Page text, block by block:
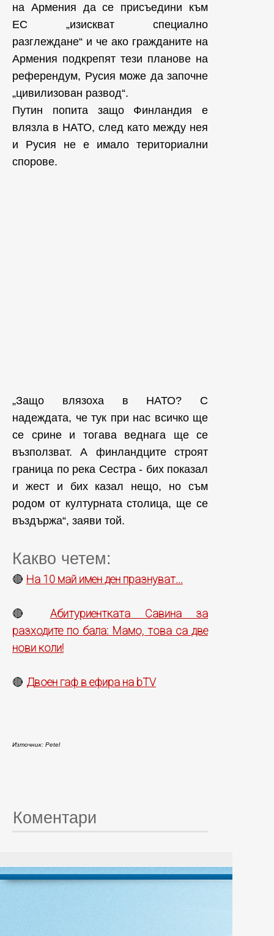
на Армения да се присъедини към
ЕС „изискват специално
разглеждане“ и че ако гражданите на
Армения подкрепят тези планове на
референдум, Русия може да започне
„цивилизован развод“.
Путин попита защо Финландия е
влязла в НАТО, след като между нея
и Русия не е имало териториални
спорове.
„Защо влязоха в НАТО? С
надеждата, че тук при нас всичко ще
се срине и тогава веднага ще се
възползват. А финландците строят
граница по река Сестра - бих показал
и жест и бих казал нещо, но съм
родом от културната столица, ще се
въздържа“, заяви той.
Какво четем:
🔴 На 10 май имен ден празнуват...
🔴 Абитуриентката Савина за
разходите по бала: Мамо, това са две
нови коли!
🔴 Двоен гаф в ефира на bTV
Източник: Petel
Коментари